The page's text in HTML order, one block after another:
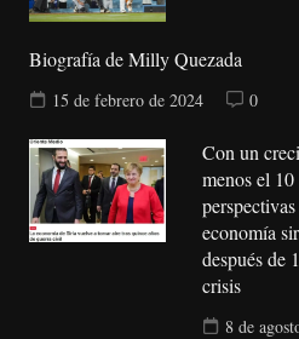
Biografía de Milly Quezada
15 de febrero de 2024 0
Con un
menos el
economía
después de
crisis
8 de